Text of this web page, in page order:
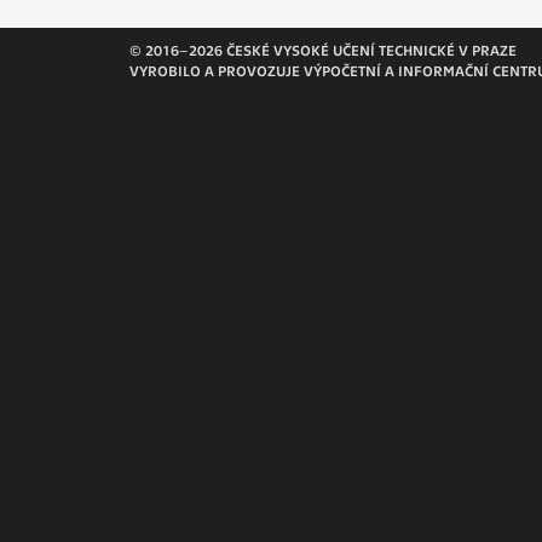
pomáhají
stran, které
© 2016–2026 ČESKÉ VYSOKÉ UČENÍ TECHNICKÉ V PRAZE
VYROBILO A PROVOZUJE VÝPOČETNÍ A INFORMAČNÍ